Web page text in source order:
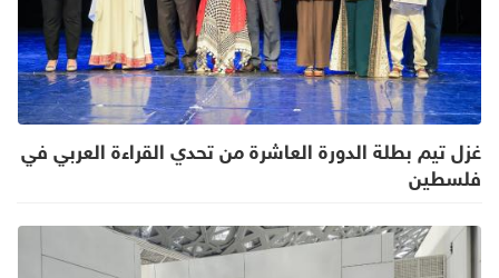
غزل تيم بطلة الدورة العاشرة من تحدي القراءة العربي في
فلسطين